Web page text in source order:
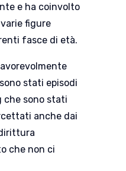
e ha coinvolto
figure
fasce di età.
stati episodi
sono stati
anche dai
che non ci